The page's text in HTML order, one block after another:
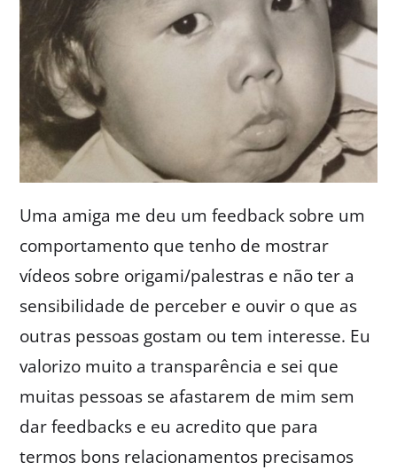
Uma amiga me deu um feedback sobre um
comportamento que tenho de mostrar
vídeos sobre origami/palestras e não ter a
sensibilidade de perceber e ouvir o que as
outras pessoas gostam ou tem interesse. Eu
valorizo muito a transparência e sei que
muitas pessoas se afastarem de mim sem
dar feedbacks e eu acredito que para
termos bons relacionamentos precisamos